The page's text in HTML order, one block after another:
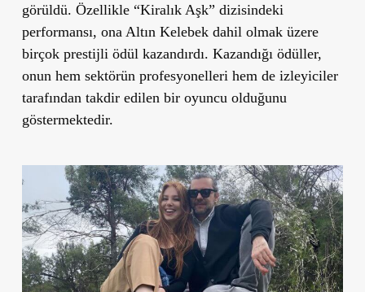
görüldü. Özellikle “Kiralık Aşk” dizisindeki
performansı, ona Altın Kelebek dahil olmak üzere
birçok prestijli ödül kazandırdı. Kazandığı ödüller,
onun hem sektörün profesyonelleri hem de izleyiciler
tarafından takdir edilen bir oyuncu olduğunu
göstermektedir.